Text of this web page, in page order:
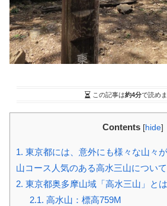
この記事は約4分で読めま
Contents [hide]
1. 東京都には、意外にも様々な山々
山コース人気のある高水三山について
2. 東京都奥多摩山域「高水三山」と
2.1. 高水山：標高759M